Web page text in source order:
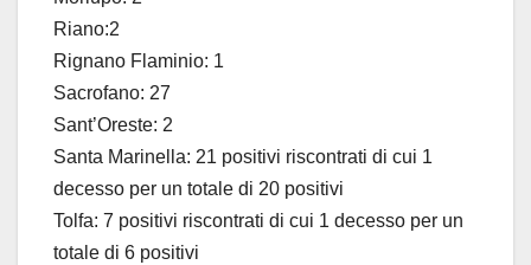
Riano:2
Rignano Flaminio: 1
Sacrofano: 27
Sant’Oreste: 2
Santa Marinella: 21 positivi riscontrati di cui 1
decesso per un totale di 20 positivi
Tolfa: 7 positivi riscontrati di cui 1 decesso per un
totale di 6 positivi